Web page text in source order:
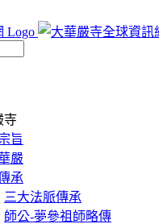
寺
旨
嚴
承
三大法脈傳承
師公-夢參祖師略傳